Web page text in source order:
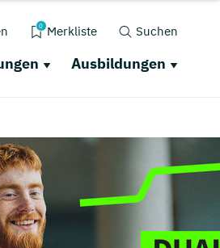
0 Merkliste Suchen
Ausbildungen